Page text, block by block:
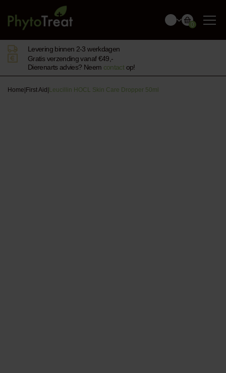
0
Levering binnen 2-3 werkdagen
Gratis verzending vanaf €49,-
Dierenarts advies? Neem contactop!
Home First Aid Leucillin HOCL Skin Care Dropper 50ml